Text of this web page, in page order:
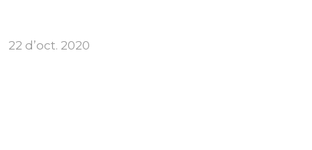
22 d’oct. 2020